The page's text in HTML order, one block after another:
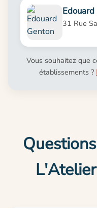
31 Rue
Vous souhaitez que
établissements ?